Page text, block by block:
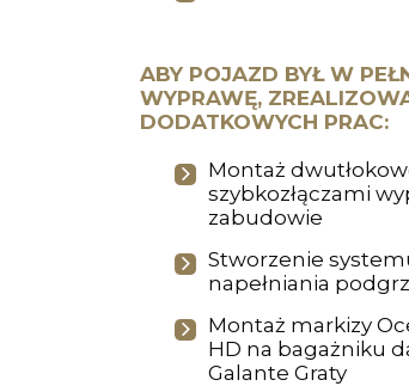
ABY POJAZD BYŁ W
WYPRAWĘ,
DODATKOWYCH PRAC:
Montaż
szybkozłączami
zabudowie
Stworzenie
napełniania
Montaż markizy
HD na bagażniku
Galante Graty